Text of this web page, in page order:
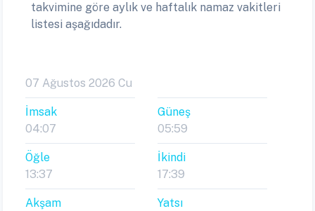
takvimine göre aylık ve haftalık namaz vakitleri
listesi aşağıdadır.
07 Ağustos 2026 Cu
İmsak
04:07
Güneş
05:59
Öğle
13:37
İkindi
17:39
Akşam
Yatsı